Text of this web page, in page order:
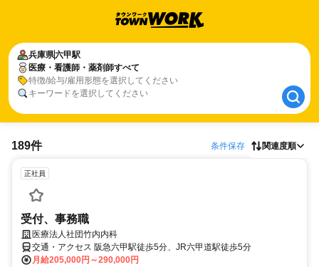
兵庫県六甲駅
医療・看護師・薬剤師すべて
特徴/給与/雇用形態を選択してください
キーワードを選択してください
兵庫県六甲駅
医療・看護師・薬剤師すべて
189件 条件保存 関連度順
正社員
受付、事務職
医療法人社団竹内内科
交通・アクセス 阪急六甲駅徒歩5分、JR六甲道駅徒歩5分
月給205,000円～290,000円